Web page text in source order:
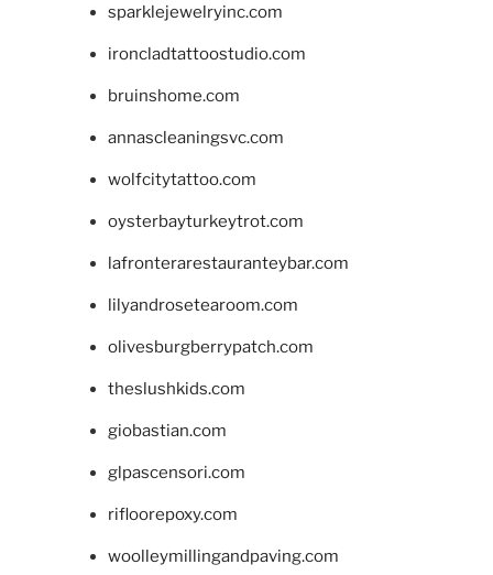
sparklejewelryinc.com
ironcladtattoostudio.com
bruinshome.com
annascleaningsvc.com
wolfcitytattoo.com
oysterbayturkeytrot.com
lafronterarestauranteybar.com
lilyandrosetearoom.com
olivesburgberrypatch.com
theslushkids.com
giobastian.com
glpascensori.com
rifloorepoxy.com
woolleymillingandpaving.com